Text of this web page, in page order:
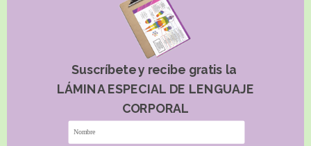
Suscríbete y recibe gratis la
LÁMINA ESPECIAL DE LENGUAJE
CORPORAL